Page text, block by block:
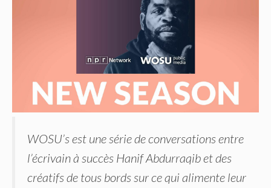
WOSU’s est une série de conversations entre
l’écrivain à succès Hanif Abdurraqib et des
créatifs de tous bords sur ce qui alimente leur